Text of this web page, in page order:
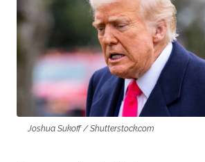
Joshua Sukoff / Shutterstock.com